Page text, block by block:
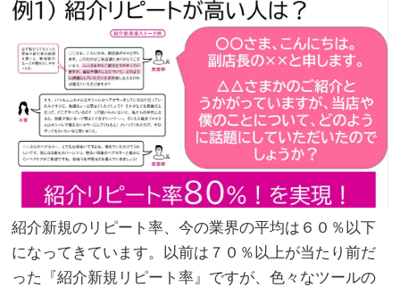
紹介新規のリピート率、今の業界の平均は６０％以下
になってきています。以前は７０％以上が当たり前だ
った『紹介新規リピート率』ですが、色々なツールの